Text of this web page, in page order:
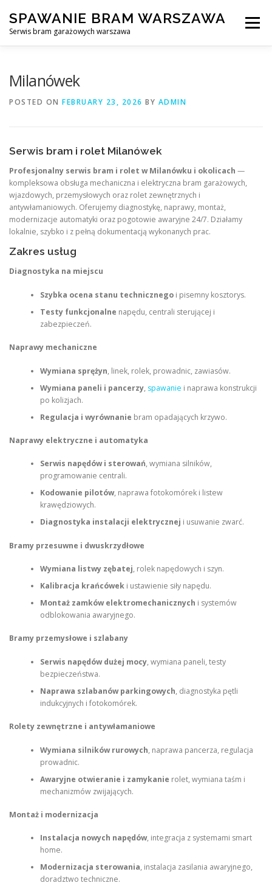
content
SPAWANIE BRAM WARSZAWA
Serwis bram garażowych warszawa
Menu
Milanówek
POSTED ON FEBRUARY 23, 2026 BY ADMIN
Serwis bram i rolet Milanówek
Profesjonalny serwis bram i rolet w Milanówku i okolicach —
kompleksowa obsługa mechaniczna i elektryczna bram garażowych,
wjazdowych, przemysłowych oraz rolet zewnętrznych i
antywłamaniowych. Oferujemy diagnostykę, naprawy, montaż,
modernizacje automatyki oraz pogotowie awaryjne 24/7. Działamy
lokalnie, szybko i z pełną dokumentacją wykonanych prac.
Zakres usług
Diagnostyka na miejscu
Szybka ocena stanu technicznegoi pisemny kosztorys.
Testy funkcjonalne napędu, centrali sterującej i
zabezpieczeń.
Naprawy mechaniczne
Wymiana sprężyn, linek, rolek, prowadnic, zawiasów.
Wymiana paneli i pancerzy, spawanie i naprawa konstrukcji
po kolizjach.
Regulacja i wyrównanie bram opadających krzywo.
Naprawy elektryczne i automatyka
Serwis napędów i sterowań, wymiana silników,
programowanie centrali.
Kodowanie pilotów, naprawa fotokomórek i listew
krawędziowych.
Diagnostyka instalacji elektrycznej i usuwanie zwarć.
Bramy przesuwne i dwuskrzydłowe
Wymiana listwy zębatej, rolek napędowych i szyn.
Kalibracja krańcóweki ustawienie siły napędu.
Montaż zamków elektromechanicznych i systemów
odblokowania awaryjnego.
Bramy przemysłowe i szlabany
Serwis napędów dużej mocy, wymiana paneli, testy
bezpieczeństwa.
Naprawa szlabanów parkingowych, diagnostyka pętli
indukcyjnych i fotokomórek.
Rolety zewnętrzne i antywłamaniowe
Wymiana silników rurowych, naprawa pancerza, regulacja
prowadnic.
Awaryjne otwieranie i zamykanie rolet, wymiana taśm i
mechanizmów zwijających.
Montaż i modernizacja
Instalacja nowych napędów, integracja z systemami smart
home.
Modernizacja sterowania, instalacja zasilania awaryjnego,
doradztwo techniczne.